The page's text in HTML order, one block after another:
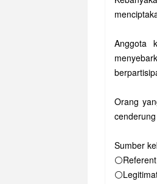
Anggota
Orang
Sumber